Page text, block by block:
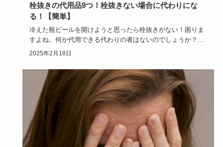
栓抜きの代用品9つ！栓抜きない場合に代わりにな
る！【簡単】
冷えた瓶ビールを開けようと思ったら栓抜きがない！困りま
すよね。何か代用できる代わりの者はないのでしょうか？こ
の記事では、栓…
2025年2月18日